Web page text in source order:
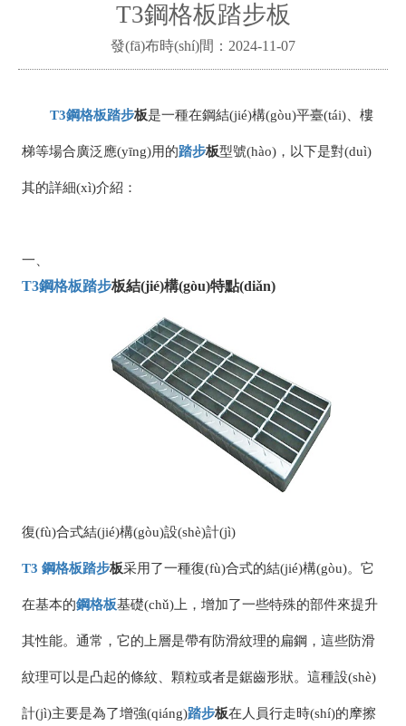
T3鋼格板踏步板
發(fā)布時(shí)間：2024-11-07
T3鋼格板踏步板是一種在鋼結(jié)構(gòu)平臺(tái)、樓
梯等場合廣泛應(yīng)用的踏步板型號(hào)，以下是對(duì)
其的詳細(xì)介紹：
一、
T3鋼格板踏步板結(jié)構(gòu)特點(diǎn)
復(fù)合式結(jié)構(gòu)設(shè)計(jì)
T3 鋼格板踏步板采用了一種復(fù)合式的結(jié)構(gòu)。它
在基本的鋼格板基礎(chǔ)上，增加了一些特殊的部件來提升
其性能。通常，它的上層是帶有防滑紋理的扁鋼，這些防滑
紋理可以是凸起的條紋、顆粒或者是鋸齒形狀。這種設(shè)
計(jì)主要是為了增強(qiáng)踏步板在人員行走時(shí)的摩擦